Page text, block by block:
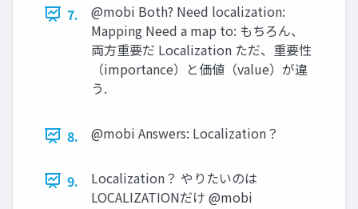
7.
@mobi Both? Need localization:
Mapping Need a map to: もちろん、
両方重要だ Localization ただ、重要性
（importance）と価値（value）が違
う.
8. @mobi Answers: Localization？
9.
Localization？ やりたいのは
LOCALIZATIONだけ @mobi